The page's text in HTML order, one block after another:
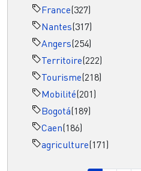
France(327)
Nantes(317)
Angers(254)
Territoire(222)
Tourisme(218)
Mobilité(201)
Bogotá(189)
Caen(186)
agriculture(171)